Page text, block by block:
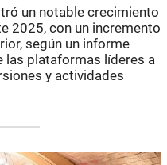
un notable crecimiento
2025, con un incremento
según un informe
las plataformas líderes a
y actividades